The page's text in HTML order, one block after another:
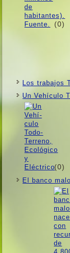
(0)
Los trabajos
Un Vehí­culo
(0)
El banco